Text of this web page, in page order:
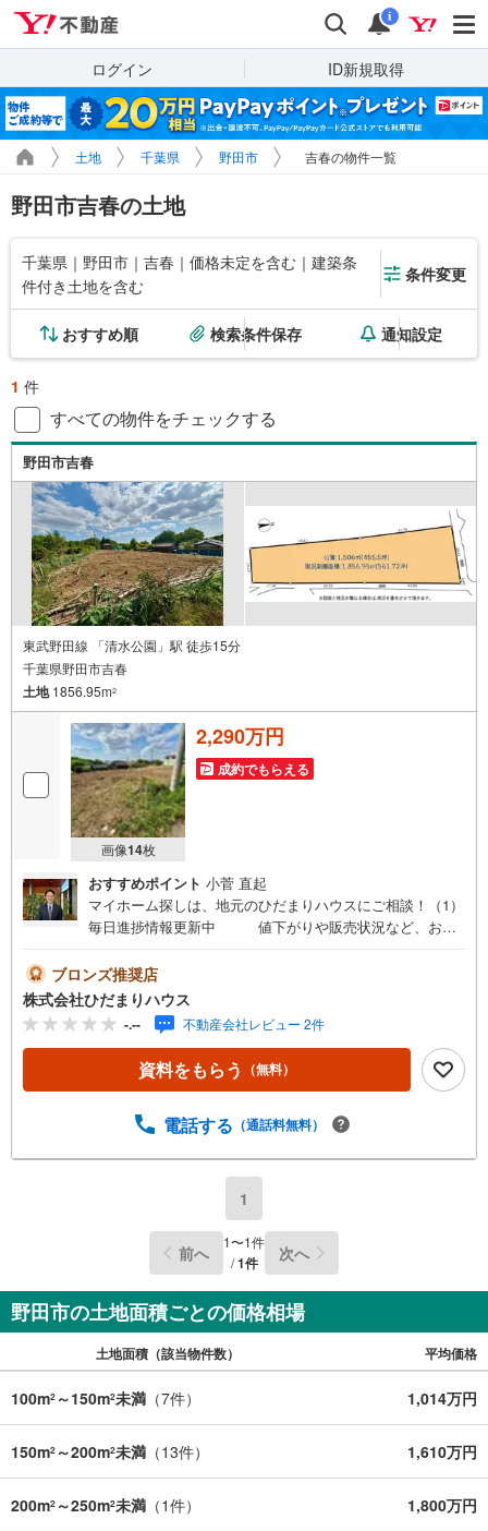
検索 通知
i
ログイン ID新規取得
土地 千葉県 野田市 吉春の物件一覧
野田市吉春の土地
千葉県｜野田市｜吉春｜価格未定を含む｜建築条
件付き土地を含む
条件変更
おすすめ順 検索条件保存 通知設定
1 件
すべての物件をチェックする
野田市吉春
東武野田線 「清水公園」駅 徒歩15分
千葉県野田市吉春
土地1856.95m2
画像14枚
2,290万円
成約でもらえる
おすすめポイント 小菅 直起
マイホーム探しは、地元のひだまりハウスにご相談！（1）
毎日進捗情報更新中 値下がりや販売状況など、お客
OK 空いている時間に「ちょっと話だけでもOK！」
気軽にお立ち寄り♪（3）女性おひとりでも安心 強引
な接客なし。暖かいスタッフがお客様の立場で親身にご対
応♪（4）充実したキッズスペース お子様を飽きさせ
ないよう、女性スタッフとおもちゃやゲームなどで遊べま
す（*＾＾*）『主役であるあなた』の、ひだまりのような
ブロンズ推奨店
株式会社ひだまりハウス
-.-- 不動産会社レビュー 2件
資料をもらう （無料）
電話する （通話料無料）
1
前へ 1〜1件
/1件 次へ
野田市の土地面積ごとの価格相場
土地面積（該当物件数） 平均価格
100m2 ～150m2未満 （7件） 1,014万円
150m2 ～200m2未満 （13件） 1,610万円
200m2 ～250m2未満 （1件） 1,800万円